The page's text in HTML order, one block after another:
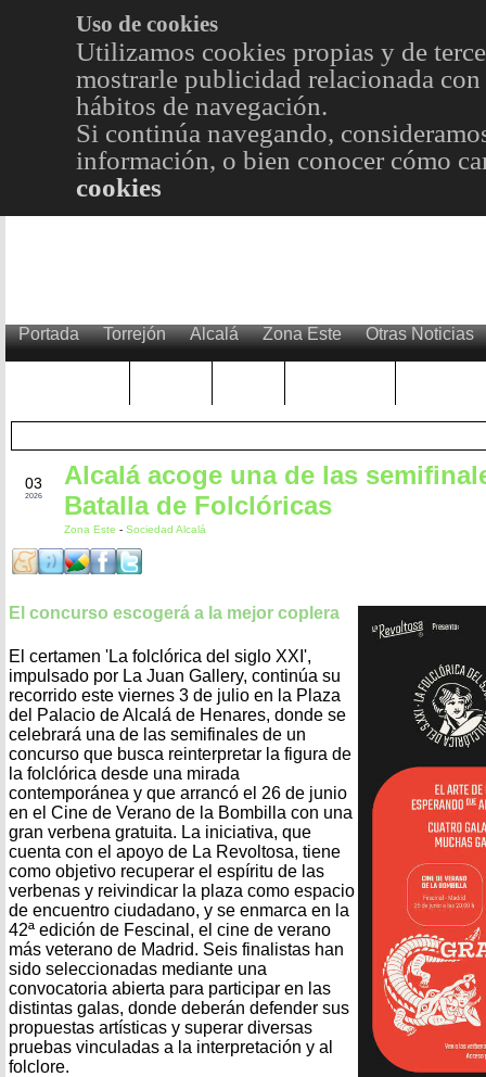
Uso de cookies
Utilizamos cookies propias y de
mostrarle publicidad relacionada
hábitos de navegación.
Si continúa navegando,
información, o bien conocer cómo
cookies
Portada Torrejón Alcalá Zona Este Otras Noticias
03
2026
Alcalá acoge una de las
Batalla de Folclóricas
Zona Este - Sociedad Alcalá
El concurso escogerá a la mejor coplera
El certamen 'La folclórica del siglo XXI',
impulsado por La Juan Gallery, continúa su
recorrido este viernes 3 de julio en la Plaza
del Palacio de Alcalá de Henares, donde se
celebrará una de las semifinales de un
concurso que busca reinterpretar la figura de
la folclórica desde una mirada
contemporánea y que arrancó el 26 de junio
en el Cine de Verano de la Bombilla con una
gran verbena gratuita. La iniciativa, que
cuenta con el apoyo de La Revoltosa, tiene
como objetivo recuperar el espíritu de las
verbenas y reivindicar la plaza como espacio
de encuentro ciudadano, y se enmarca en la
42ª edición de Fescinal, el cine de verano
más veterano de Madrid. Seis finalistas han
sido seleccionadas mediante una
convocatoria abierta para participar en las
distintas galas, donde deberán defender sus
propuestas artísticas y superar diversas
pruebas vinculadas a la interpretación y al
folclore.